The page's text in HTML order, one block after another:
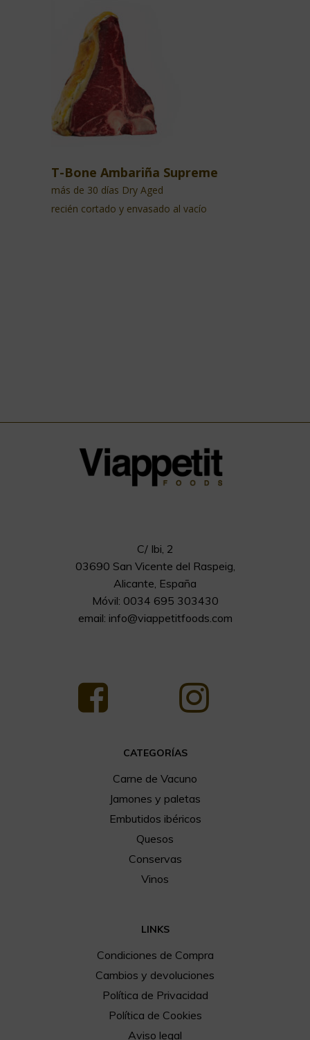
T-Bone Ambariña Supreme
más de 30 días Dry Aged
recién cortado y envasado al vacío
C/ Ibi, 2
03690 San Vicente del Raspeig,
Alicante, España
Móvil: 0034 695 303430
email: info@viappetitfoods.com
CATEGORÍAS
Carne de Vacuno
Jamones y paletas
Embutidos ibéricos
Quesos
Conservas
Vinos
LINKS
Condiciones de Compra
Cambios y devoluciones
Política de Privacidad
Política de Cookies
Aviso legal